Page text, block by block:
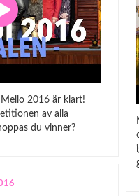
2016 är klart!
av alla
du vinner?